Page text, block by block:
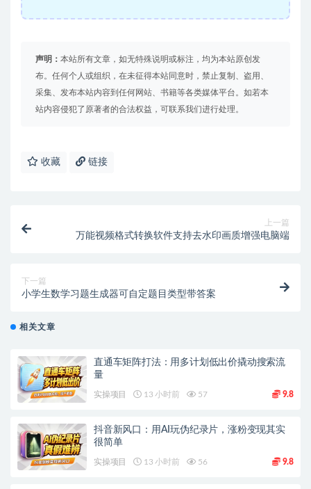
声明： 本站所有文章，如无特殊说明或标注，均为本站原创发
布。任何个人或组织，在未征得本站同意时，禁止复制、盗用、
采集、发布本站内容到任何网站、书籍等各类媒体平台。如若本
站内容侵犯了原著者的合法权益，可联系我们进行处理。
收藏 链接
上一篇
万能视频格式转换软件支持去水印画质增强电脑端
下一篇
小学生数学习题生成器可自定题目类型带答案
相关文章
直通车矩阵打法：用多计划低出价撬动搜索流
量
实操项目 13 小时前 57 9.8
抖音新风口：用AI玩伪纪录片，涨粉变现其实
很简单
实操项目 13 小时前 56 9.8